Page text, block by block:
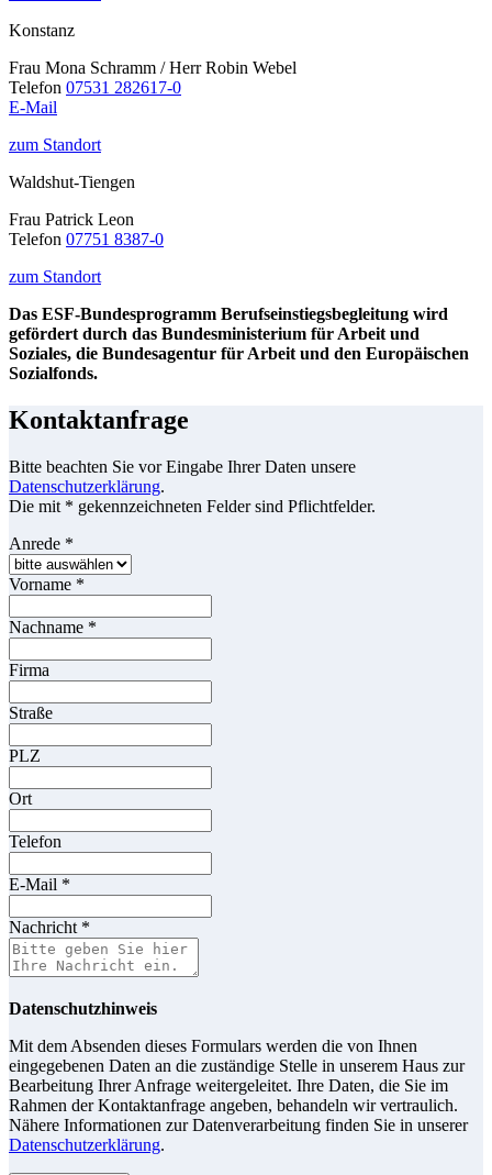
Konstanz
Frau Mona Schramm / Herr Robin Webel
Telefon 07531 282617-0
E-Mail
zum Standort
Waldshut-Tiengen
Frau Patrick Leon
Telefon 07751 8387-0
zum Standort
Das ESF-Bundesprogramm Berufseinstiegsbegleitung wird
gefördert durch das Bundesministerium für Arbeit und
Soziales, die Bundesagentur für Arbeit und den Europäischen
Sozialfonds.
Kontaktanfrage
Bitte beachten Sie vor Eingabe Ihrer Daten unsere
Datenschutzerklärung.
Die mit * gekennzeichneten Felder sind Pflichtfelder.
Anrede *
Vorname *
Nachname *
Firma
Straße
PLZ
Ort
Telefon
E-Mail *
Nachricht *
Datenschutzhinweis
Mit dem Absenden dieses Formulars werden die von Ihnen
eingegebenen Daten an die zuständige Stelle in unserem Haus zur
Bearbeitung Ihrer Anfrage weitergeleitet. Ihre Daten, die Sie im
Rahmen der Kontaktanfrage angeben, behandeln wir vertraulich.
Nähere Informationen zur Datenverarbeitung finden Sie in unserer
Datenschutzerklärung.